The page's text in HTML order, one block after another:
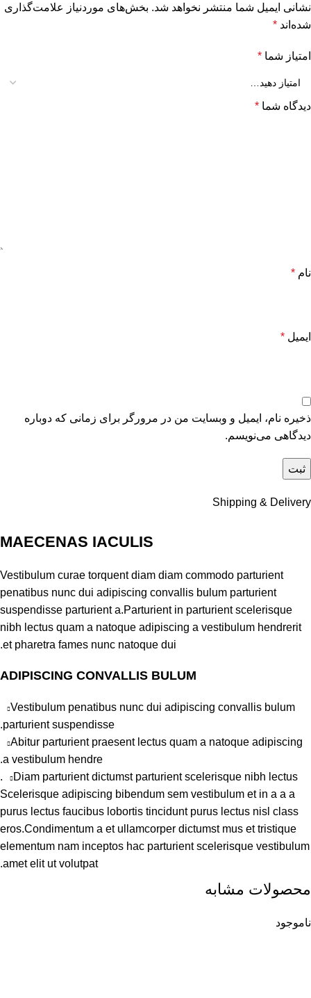
نشانی ایمیل شما منتشر نخواهد شد. بخش‌های موردنیاز علامت‌گذاری
شده‌اند *
امتیاز شما *
دیدگاه شما *
نام *
ایمیل *
ذخیره نام، ایمیل و وبسایت من در مرورگر برای زمانی که دوباره
دیدگاهی می‌نویسم.
Shipping & Delivery
MAECENAS IACULIS
Vestibulum curae torquent diam diam commodo parturient
penatibus nunc dui adipiscing convallis bulum parturient
suspendisse parturient a.Parturient in parturient scelerisque
nibh lectus quam a natoque adipiscing a vestibulum hendrerit
et pharetra fames nunc natoque dui.
ADIPISCING CONVALLIS BULUM
Vestibulum penatibus nunc dui adipiscing convallis bulum
parturient suspendisse.
Abitur parturient praesent lectus quam a natoque adipiscing
a vestibulum hendre.
Diam parturient dictumst parturient scelerisque nibh lectus.
Scelerisque adipiscing bibendum sem vestibulum et in a a a
purus lectus faucibus lobortis tincidunt purus lectus nisl class
eros.Condimentum a et ullamcorper dictumst mus et tristique
elementum nam inceptos hac parturient scelerisque vestibulum
amet elit ut volutpat.
محصولات مشابه
ناموجود